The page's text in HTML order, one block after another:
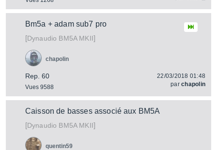
Bm5a + adam sub7 pro
[Dynaudio BM5A MKII]
Rep. 60
Vues 9588
chapolin
22/03/2018 01:48
parchapolin
Caisson de basses associé aux BM5A
[Dynaudio BM5A MKII]
quentin59